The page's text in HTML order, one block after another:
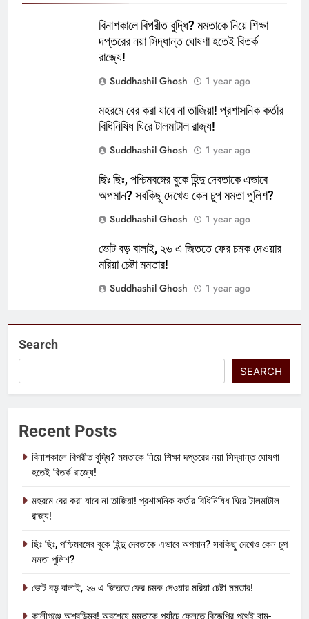
বিনাশকালে বিপরীত বুদ্ধি? মমতাকে নিয়ে শিক্ষা
দপ্তরের নয়া সিদ্ধান্ত ঘোষণা হতেই বিতর্ক
রাজ্যে!
Suddhashil Ghosh
1 year ago
মহরমে বের করা যাবে না তাজিয়া! প্রশাসনিক কর্তার
বিধিনিষিধ ঘিরে টালমাটাল রাজ্য!
Suddhashil Ghosh
1 year ago
ছিঃ ছিঃ, পশ্চিমবঙ্গের বুকে হিন্দু দেবতাকে এভাবে
অপমান? সবকিছু দেখেও কেন চুপ মমতা পুলিশ?
Suddhashil Ghosh
1 year ago
ভোট বড় বালাই, ২৬ এ জিততে ফের চমক দেওয়ার
মরিয়া চেষ্টা মমতার!
Suddhashil Ghosh
1 year ago
Search
SEARCH
Recent Posts
বিনাশকালে বিপরীত বুদ্ধি? মমতাকে নিয়ে শিক্ষা দপ্তরের নয়া সিদ্ধান্ত ঘোষণা
হতেই বিতর্ক রাজ্যে!
মহরমে বের করা যাবে না তাজিয়া! প্রশাসনিক কর্তার বিধিনিষিধ ঘিরে টালমাটাল
রাজ্য!
ছিঃ ছিঃ, পশ্চিমবঙ্গের বুকে হিন্দু দেবতাকে এভাবে অপমান? সবকিছু দেখেও কেন চুপ
মমতা পুলিশ?
ভোট বড় বালাই, ২৬ এ জিততে ফের চমক দেওয়ার মরিয়া চেষ্টা মমতার!
কালীগঞ্জে অশ্বডিম্ব! অবশেষে মমতাকে প্যাঁচে ফেলতে বিজেপির পথেই বাম-